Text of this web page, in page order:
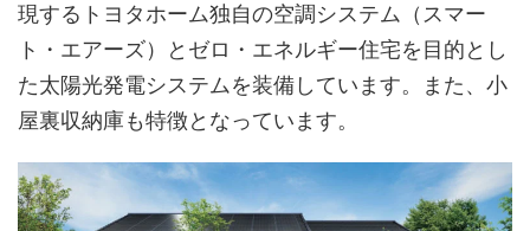
現するトヨタホーム独自の空調システム（スマー
ト・エアーズ）とゼロ・エネルギー住宅を目的とし
た太陽光発電システムを装備しています。また、小
屋裏収納庫も特徴となっています。